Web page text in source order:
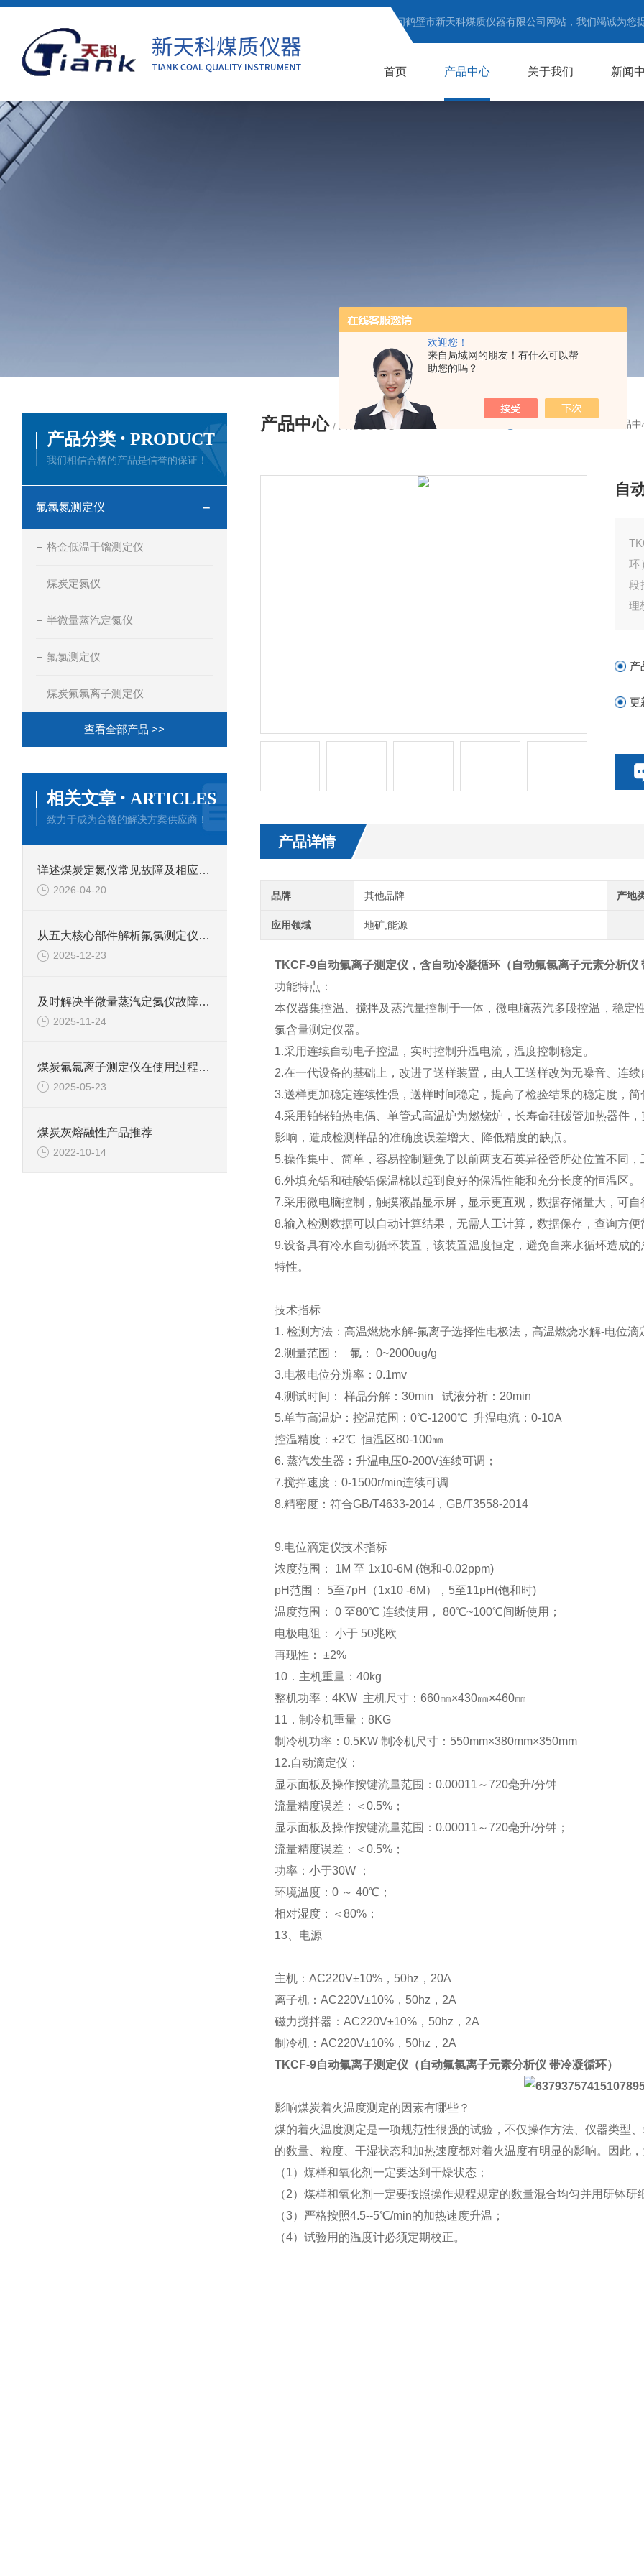
欢迎您！
来自局域网的朋友！有什么可以帮
助您的吗？
欢迎访问鹤壁市新天科煤质仪器有限公司网站，我们竭诚为您
首页 产品中心 关于我们 新闻
产品中心 / PRODUCTS 产品
自
环
段
理
产
更
产品详情
品牌 其他品牌 产地
应用领域 地矿,能源
TKCF-9自动氟离子测定仪 ，含自动冷凝循环（自动氟氯离子元素分析仪
功能特点：
本仪器集控温、搅拌及蒸汽量控制于一体，微电脑蒸汽多段控温，稳
氯含量测定仪器。
1.采用连续自动电子控温，实时控制升温电流，温度控制稳定。
2.在一代设备的基础上，改进了送样装置，由人工送样改为无噪音、连
3.送样更加稳定连续性强，送样时间稳定，提高了检验结果的稳定度，
4.采用铂铑铂热电偶、单管式高温炉为燃烧炉，长寿命硅碳管加热器件
影响，造成检测样品的准确度误差增大、降低精度的缺点。
5.操作集中、简单，容易控制避免了以前两支石英异径管所处位置不同
6.外填充铝和硅酸铝保温棉以起到良好的保温性能和充分长度的恒温区。
7.采用微电脑控制，触摸液晶显示屏，显示更直观，数据存储量大，可自
8.输入检测数据可以自动计算结果，无需人工计算，数据保存，查询方
9.设备具有冷水自动循环装置，该装置温度恒定，避免自来水循环造成
特性。
技术指标
1. 检测方法：高温燃烧水解-氟离子选择性电极法，高温燃烧水解-电位滴
2.测量范围： 氟： 0~2000ug/g
3.电极电位分辨率：0.1mv
4.测试时间： 样品分解：30min 试液分析：20min
5.单节高温炉：控温范围：0℃-1200℃ 升温电流：0-10A
控温精度：±2℃ 恒温区80-100㎜
6. 蒸汽发生器：升温电压0-200V连续可调；
7.搅拌速度：0-1500r/min连续可调
8.精密度：符合GB/T4633-2014，GB/T3558-2014
9.电位滴定仪技术指标
浓度范围： 1M 至 1x10-6M (饱和-0.02ppm)
pH范围： 5至7pH（1x10 -6M），5至11pH(饱和时)
温度范围： 0 至80℃ 连续使用， 80℃~100℃间断使用；
电极电阻： 小于 50兆欧
再现性： ±2%
10．主机重量：40kg
整机功率：4KW 主机尺寸：660㎜×430㎜×460㎜
11．制冷机重量：8KG
制冷机功率：0.5KW 制冷机尺寸：550mm×380mm×350mm
12.自动滴定仪：
显示面板及操作按键流量范围：0.00011～720毫升/分钟
流量精度误差：＜0.5%；
显示面板及操作按键流量范围：0.00011～720毫升/分钟；
流量精度误差：＜0.5%；
功率：小于30W ；
环境温度：0 ～ 40℃；
相对湿度：＜80%；
13、电源
主机：AC220V±10%，50hz，20A
离子机：AC220V±10%，50hz，2A
磁力搅拌器：AC220V±10%，50hz，2A
制冷机：AC220V±10%，50hz，2A
TKCF-9自动氟离子测定仪（自动氟氯离子元素分析仪 带冷凝循环）
影响煤炭着火温度测定的因素有哪些？
煤的着火温度测定是一项规范性很强的试验，不仅操作方法、仪器类型
的数量、粒度、干湿状态和加热速度都对着火温度有明显的影响。因此
（1）煤样和氧化剂一定要达到干燥状态；
（2）煤样和氧化剂一定要按照操作规程规定的数量混合均匀并用研钵
（3）严格按照4.5--5℃/min的加热速度升温；
（4）试验用的温度计必须定期校正。
产品分类 · PRODUCT
我们相信合格的产品是信誉的保证！
氟氯氮测定仪
格金低温干馏测定仪
煤炭定氮仪
半微量蒸汽定氮仪
氟氯测定仪
煤炭氟氯离子测定仪
查看全部产品 >>
相关文章 · ARTICLES
致力于成为合格的解决方案供应商！
详述煤炭定氮仪常见故障及相应解决措施
2026-04-20
从五大核心部件解析氟氯测定仪的技术特点
2025-12-23
及时解决半微量蒸汽定氮仪故障是保障检测数据准确可靠的关键
2025-11-24
煤炭氟氯离子测定仪在使用过程中的常见问题相应解决方法分享
2025-05-23
煤炭灰熔融性产品推荐
2022-10-14